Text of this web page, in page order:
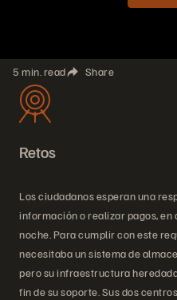
5 min. read Share
Retos
Los ciudadanos esperan una
información o realizar pagos, en
noche. Para cumplir con este
necesitaba un sistema de
pero su infraestructura
fin de su soporte. Sus dos